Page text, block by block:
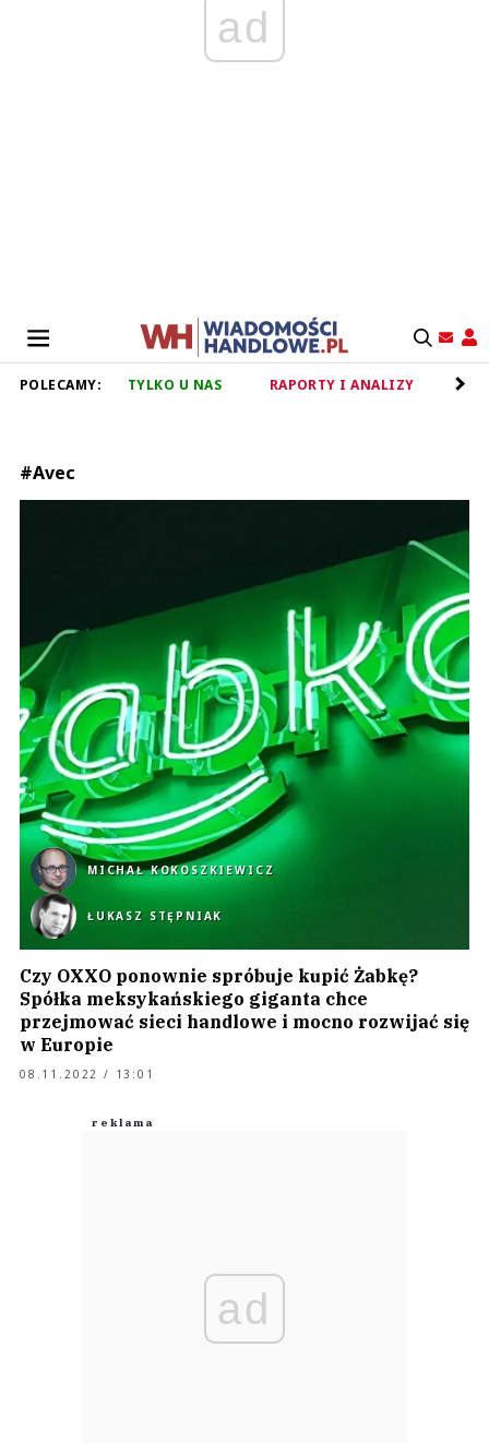
ad
POLECAMY: TYLKO U NAS RAPORTY I ANALIZY
#Avec
MICHAŁ KOKOSZKIEWICZ
ŁUKASZ STĘPNIAK
Czy OXXO ponownie spróbuje kupić Żabkę?
Spółka meksykańskiego giganta chce
przejmować sieci handlowe i mocno rozwijać się
w Europie
08.11.2022 / 13:01
ad